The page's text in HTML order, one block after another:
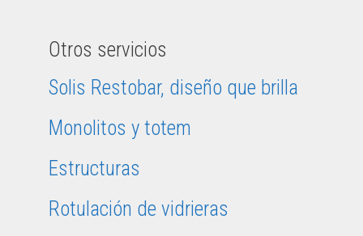
Otros servicios
Solis Restobar, diseño que brilla
Monolitos y totem
Estructuras
Rotulación de vidrieras